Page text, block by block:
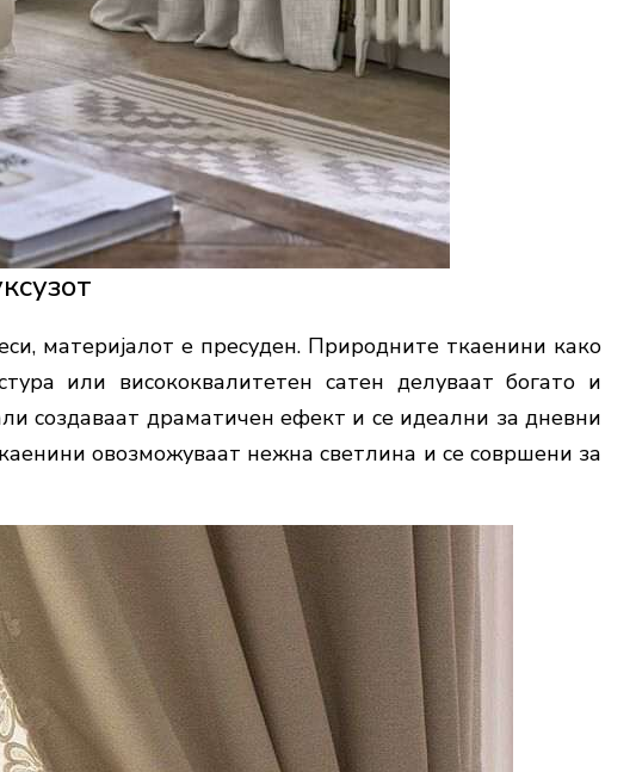
материјалот е пресуден. Природните ткаенини како
или висококвалитетен сатен делуваат богато и
создаваат драматичен ефект и се идеални за дневни
овозможуваат нежна светлина и се совршени за